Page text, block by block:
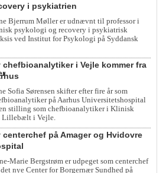
i psykiatrien
Bjerrum Møller er udnævnt til professor i
psykologi og recovery i psykiatrisk
ved Institut for Psykologi på Syddansk
chefbioanalytiker i Vejle kommer fra
Sofia Sørensen skifter efter fire år som
på Aarhus Universitetshospital
stilling som chefbioanalytiker i Klinisk
Lillebælt i Vejle.
centerchef på Amager og Hvidovre
Marie Bergstrøm er udpeget som centerchef
nye Center for Borgernær Sundhed på